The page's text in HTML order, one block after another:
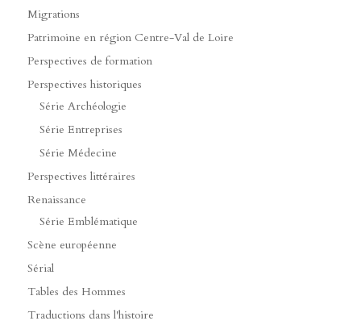
Migrations
Patrimoine en région Centre-Val de Loire
Perspectives de formation
Perspectives historiques
Série Archéologie
Série Entreprises
Série Médecine
Perspectives littéraires
Renaissance
Série Emblématique
Scène européenne
Sérial
Tables des Hommes
Traductions dans l'histoire